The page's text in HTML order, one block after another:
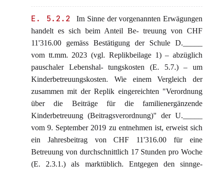
E. 5.2.2
Im Sinne der vorgenannten Erwägungen
handelt es sich beim Anteil Be- treuung von CHF
11'316.00 gemäss Bestätigung der Schule D._____
vom tt.mm. 2023 (vgl. Replikbeilage 1) – abzüglich
pauschaler Lebenshal- tungskosten (E. 5.7.) – um
Kinderbetreuungskosten. Wie einem Vergleich der
zusammen mit der Replik eingereichten "Verordnung
über die Beiträge für die familienergänzende
Kinderbetreuung (Beitragsverordnung)" der U._____
vom 9. September 2019 zu entnehmen ist, erweist sich
ein Jahresbeitrag von CHF 11'316.00 für eine
Betreuung von durchschnittlich 17 Stunden pro Woche
(E. 2.3.1.) als marktüblich. Entgegen den sinnge-